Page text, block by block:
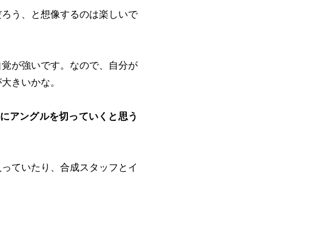
う、と想像するのは楽しいで
が強いです。なので、自分が
きいかな。
アングルを切っていくと思う
ていたり、合成スタッフとイ